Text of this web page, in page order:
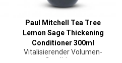
Paul Mitchell Tea Tree
Lemon Sage Thickening
Conditioner 300ml
Vitalisierender Volumen-
Conditioner